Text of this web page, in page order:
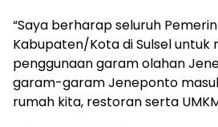
“Saya berharap seluruh
Kabupaten/Kota di Sulsel untuk
penggunaan garam olahan
garam-garam Jeneponto
rumah kita, restoran serta